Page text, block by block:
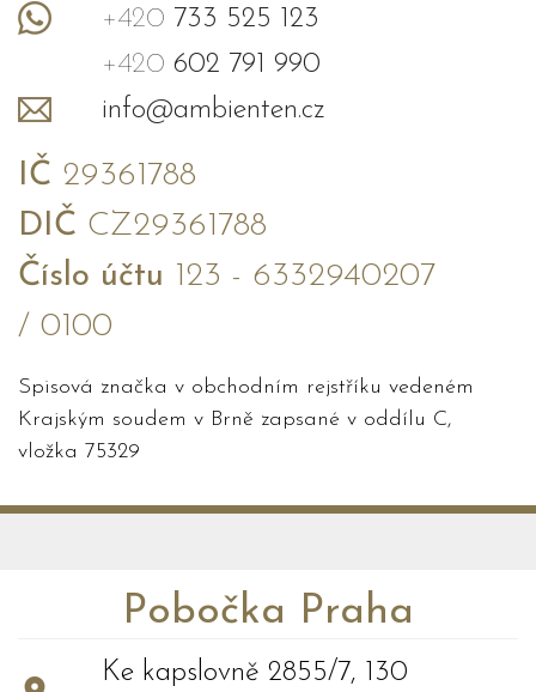
+420 733 525 123
+420 602 791 990
info@ambienten.cz
IČ 29361788
DIČ CZ29361788
Číslo účtu 123 - 6332940207
/ 0100
Spisová značka v obchodním rejstříku vedeném
Krajským soudem v Brně zapsané v oddílu C,
vložka 75329
Pobočka Praha
Ke kapslovně 2855/7, 130